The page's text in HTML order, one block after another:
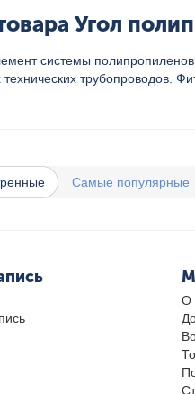
Угол
системы
трубопроводов.
Самые популярные
О